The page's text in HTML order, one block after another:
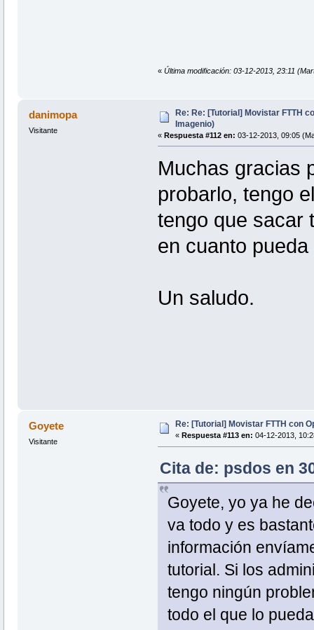
« Última modificación: 03-12-2013, 23:11
danimopa
Visitante
Re: Re: [Tutorial] Movistar FTTH
Imagenio)
« Respuesta #112 en: 03-12-2013, 09:05
Muchas gracias
probarlo, tengo
tengo que sacar
en cuanto
Un saludo.
Goyete
Visitante
Re: [Tutorial] Movistar FTTH con
« Respuesta #113 en: 04-12-2013,
Cita de: psdos en
Goyete, yo ya he
va todo y es
información
tutorial. Si los
tengo ningún
todo el que lo